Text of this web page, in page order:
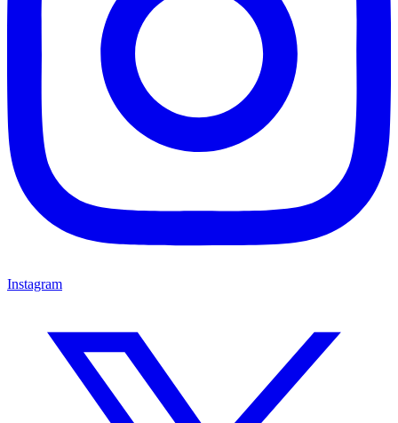
Instagram